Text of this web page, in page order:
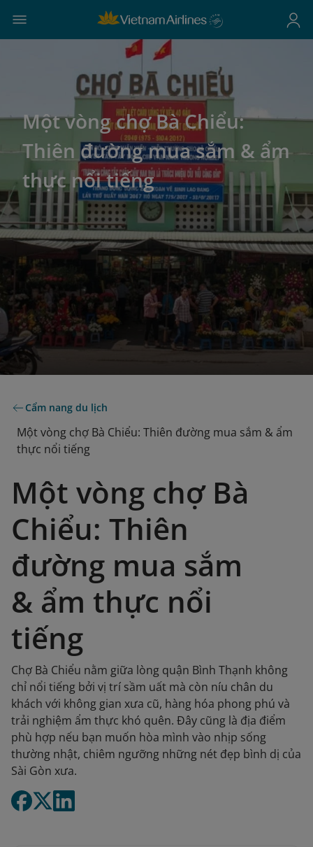
Một vòng chợ Bà Chiểu:
Thiên đường mua sắm & ẩm
thực nổi tiếng
Cẩm nang du lịch
Một vòng chợ Bà Chiểu: Thiên đường mua sắm & ẩm
thực nổi tiếng
Một vòng chợ Bà
Chiểu: Thiên
đường mua sắm
& ẩm thực nổi
tiếng
Chợ Bà Chiểu nằm giữa lòng quận Bình Thạnh không
chỉ nổi tiếng bởi vị trí sầm uất mà còn níu chân du
khách với không gian xưa cũ, hàng hóa phong phú và
trải nghiệm ẩm thực khó quên. Đây cũng là địa điểm
phù hợp nếu bạn muốn hòa mình vào nhịp sống
thường nhật, chiêm ngưỡng những nét đẹp bình dị của
Sài Gòn xưa.